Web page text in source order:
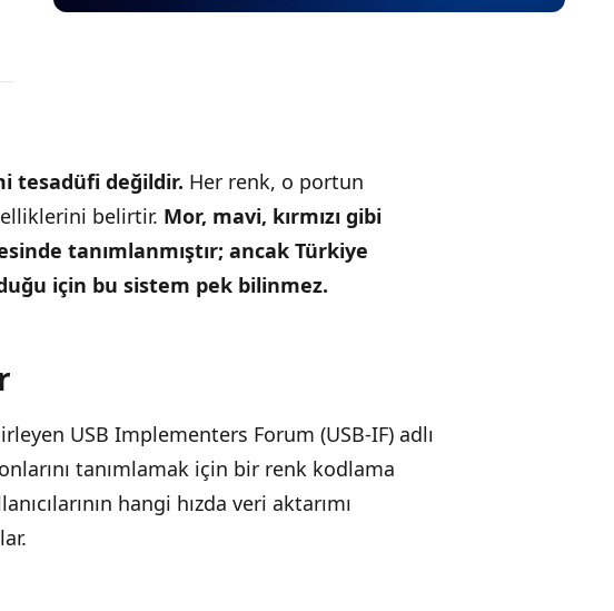
tesadüfi değildir. Her renk, o portun
belirtir. Mor, mavi, kırmızı gibi
tanımlanmıştır; ancak Türkiye
için bu sistem pek bilinmez.
USB Implementers Forum (USB-IF) adlı
tanımlamak için bir renk kodlama
hangi hızda veri aktarımı